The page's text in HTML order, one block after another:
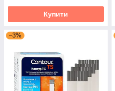
Купити
–3%